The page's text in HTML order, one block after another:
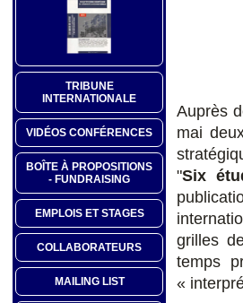
TRIBUNE
INTERNATIONALE
VIDÉOS CONFÉRENCES
BOÎTE À PROPOSITIONS
- FUNDRAISING
EMPLOIS ET STAGES
COLLABORATEURS
MAILING LIST
Auprès
mai
"Six
grilles
temps
«